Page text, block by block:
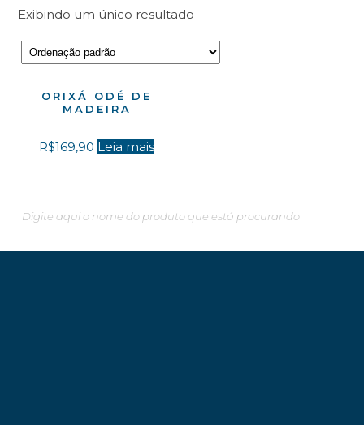
Exibindo um único resultado
ORIXÁ ODÉ DE
MADEIRA
R$169,90 Leia mais